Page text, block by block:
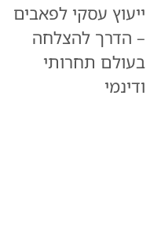
ייעוץ עסקי לפאבים
– הדרך להצלחה
בעולם תחרותי
ודינמי